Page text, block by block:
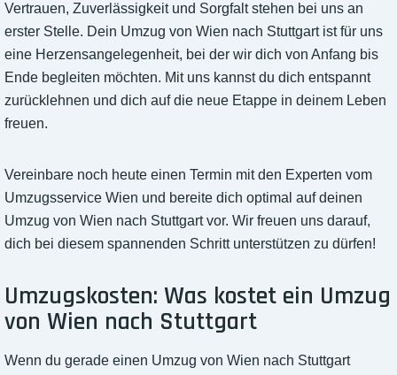
Vertrauen, Zuverlässigkeit und Sorgfalt stehen bei uns an
erster Stelle. Dein Umzug von Wien nach Stuttgart ist für uns
eine Herzensangelegenheit, bei der wir dich von Anfang bis
Ende begleiten möchten. Mit uns kannst du dich entspannt
zurücklehnen und dich auf die neue Etappe in deinem Leben
freuen.
Vereinbare noch heute einen Termin mit den Experten vom
Umzugsservice Wien und bereite dich optimal auf deinen
Umzug von Wien nach Stuttgart vor. Wir freuen uns darauf,
dich bei diesem spannenden Schritt unterstützen zu dürfen!
Umzugskosten: Was kostet ein Umzug
von Wien nach Stuttgart
Wenn du gerade einen Umzug von Wien nach Stuttgart